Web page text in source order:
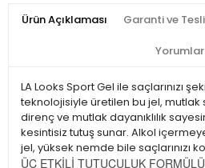
Ürün Açıklaması Garanti ve
Yorumlar
LA Looks Sport Gel ile saçlarınızı
teknolojisiyle üretilen bu jel,
direnç ve mutlak dayanıklılık
kesintisiz tutuş sunar. Alkol
jel, yüksek nemde bile saçlarınızı
ÜÇ ETKİLİ TUTUCULUK